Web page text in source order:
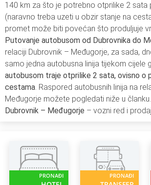
140 km za što je potrebno otprilike 2 sata
(naravno treba uzeti u obzir stanje na
promet može biti povećan što produljuje
Putovanje autobusom od Dubrovnika do
relaciji Dubrovnik – Međugorje, za sada,
samo jedna autobusna linija tijekom cijele
autobusom traje otprilike 2 sata, ovisno o
cestama. Raspored autobusnih linija na
Međugorje možete pogledati niže u članku.
Dubrovnik – Međugorje – vozni red i
PRONAĐI PRONAĐI